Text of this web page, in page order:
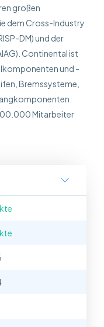
großen
dem Cross-Industry
DM) und der
Continental ist
und -
Bremssysteme,
Mitarbeiter